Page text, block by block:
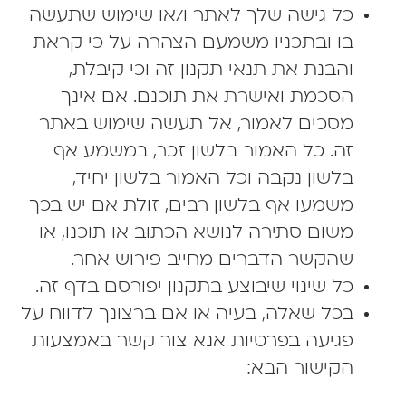
כל גישה שלך לאתר ו/או שימוש שתעשה
בו ובתכניו משמעם הצהרה על כי קראת
והבנת את תנאי תקנון זה וכי קיבלת,
הסכמת ואישרת את תוכנם. אם אינך
מסכים לאמור, אל תעשה שימוש באתר
זה. כל האמור בלשון זכר, במשמע אף
בלשון נקבה וכל האמור בלשון יחיד,
משמעו אף בלשון רבים, זולת אם יש בכך
משום סתירה לנושא הכתוב או תוכנו, או
שהקשר הדברים מחייב פירוש אחר.
כל שינוי שיבוצע בתקנון יפורסם בדף זה.
בכל שאלה, בעיה או אם ברצונך לדווח על
פגיעה בפרטיות אנא צור קשר באמצעות
הקישור הבא: